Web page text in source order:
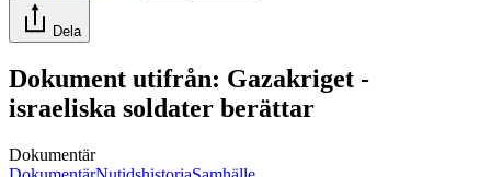
Dela
Dokument utifrån: Gazakriget -
israeliska soldater berättar
Dokumentär